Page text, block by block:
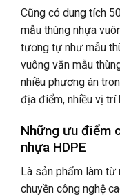
Cũng có dung tích
mẫu thùng nhựa
tương tự như mẫu
vuông vắn mẫu
nhiều phương án
địa điểm, nhiều vị trí
Những ưu điểm
nhựa HDPE
Là sản phẩm làm
chuyền công nghệ